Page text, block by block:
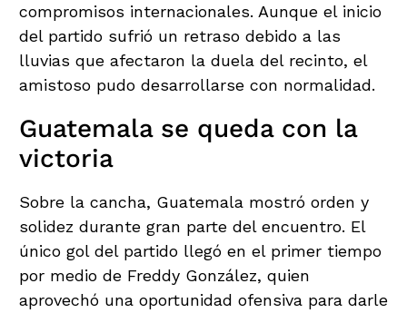
compromisos internacionales. Aunque el inicio
del partido sufrió un retraso debido a las
lluvias que afectaron la duela del recinto, el
amistoso pudo desarrollarse con normalidad.
Guatemala se queda con la
victoria
Sobre la cancha, Guatemala mostró orden y
solidez durante gran parte del encuentro. El
único gol del partido llegó en el primer tiempo
por medio de Freddy González, quien
aprovechó una oportunidad ofensiva para darle